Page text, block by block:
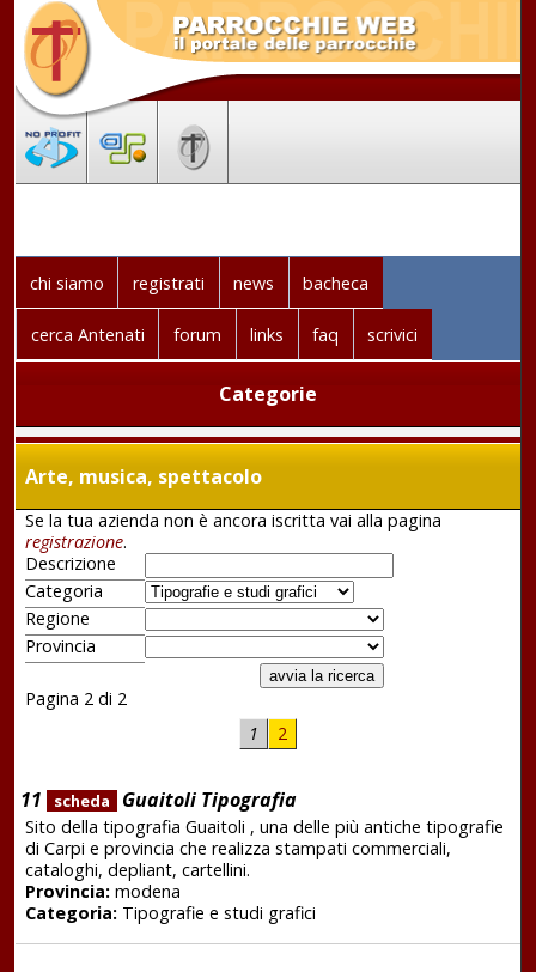
chi siamo registrati news bacheca
cerca Antenati forum links faq scrivici
Categorie
Arte, musica, spettacolo
Se la tua azienda non è ancora iscritta vai alla pagina
registrazione.
Descrizione
Categoria
Regione
Provincia
Pagina 2 di 2
1
2
11 scheda Guaitoli Tipografia
Sito della tipografia Guaitoli , una delle più antiche tipografie
di Carpi e provincia che realizza stampati commerciali,
cataloghi, depliant, cartellini.
Provincia:modena
Categoria:Tipografie e studi grafici